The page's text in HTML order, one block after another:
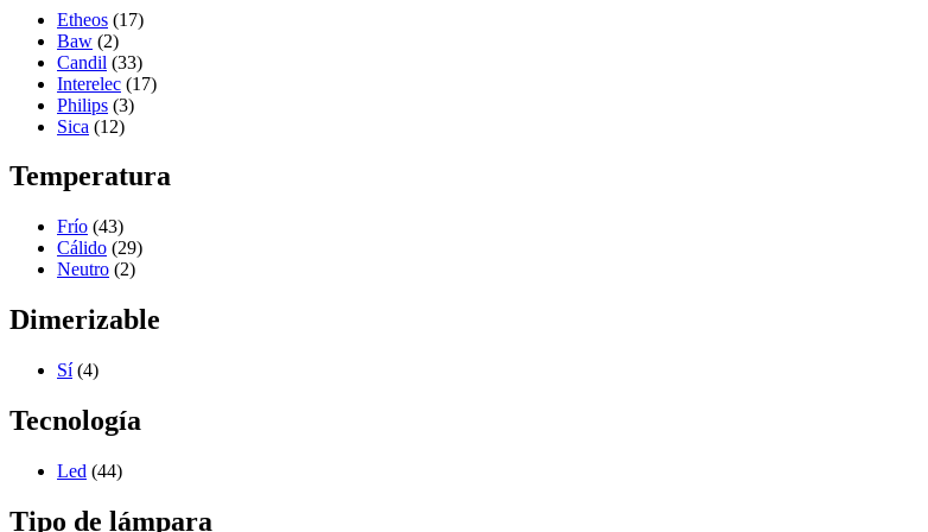
Etheos (17)
Baw (2)
Candil (33)
Interelec (17)
Philips (3)
Sica (12)
Temperatura
Frío (43)
Cálido (29)
Neutro (2)
Dimerizable
Sí (4)
Tecnología
Led (44)
Tipo de lámpara